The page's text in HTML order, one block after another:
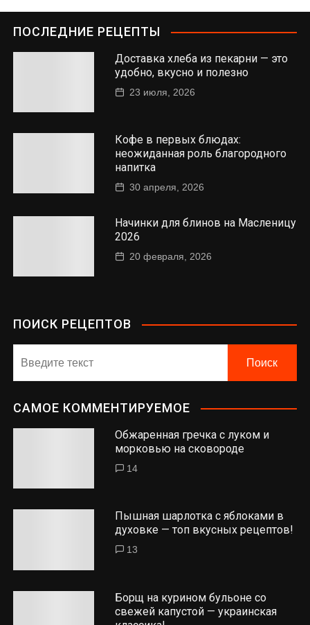
ПОСЛЕДНИЕ РЕЦЕПТЫ
Доставка хлеба из пекарни — это
удобно, вкусно и полезно
23 июля, 2026
Кофе в первых блюдах:
неожиданная роль благородного
напитка
30 апреля, 2026
Начинки для блинов на Масленицу
2026
20 февраля, 2026
ПОИСК РЕЦЕПТОВ
САМОЕ КОММЕНТИРУЕМОЕ
Обжаренная гречка с луком и
морковью на сковороде
14
Пышная шарлотка с яблоками в
духовке — топ вкусных рецептов!
13
Борщ на курином бульоне со
свежей капустой — украинская